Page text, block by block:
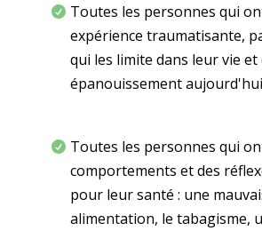
Toutes les personnes qui
expérience traumatisante,
qui les limite dans leur vie
épanouissement
Toutes les personnes qui
comportements et des
pour leur santé : une
alimentation, le tabagisme,